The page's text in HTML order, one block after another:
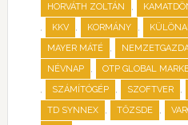
HORVÁTH ZOLTÁN ,
, KKV , KORMÁNY ,
MAYER MÁTÉ ,
NÉVNAP , OTP GLOBAL
, SZÁMÍTÓGÉP , SZOFTVER ,
TD SYNNEX , TŐZSDE ,